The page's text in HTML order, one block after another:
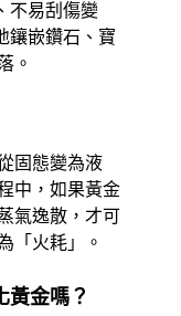
不易刮傷變
鑲嵌鑽石、寶
。
固態變為液
中，如果黃金
氣逸散，才可
「火耗」。
黃金嗎？